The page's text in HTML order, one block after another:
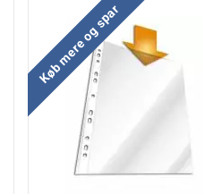
Køb mere og spar